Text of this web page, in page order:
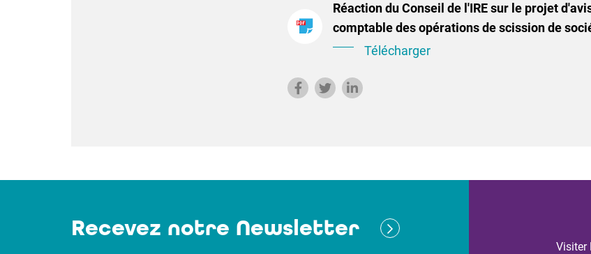
Réaction du Conseil de l'IRE sur le projet
comptable des opérations de scission de
Télécharger
Recevez notre Newsletter
Visiter